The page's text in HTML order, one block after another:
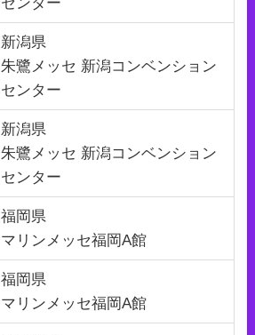
新潟県
朱鷺メッセ 新潟コンベンション
センター
新潟県
朱鷺メッセ 新潟コンベンション
センター
福岡県
マリンメッセ福岡A館
福岡県
マリンメッセ福岡A館